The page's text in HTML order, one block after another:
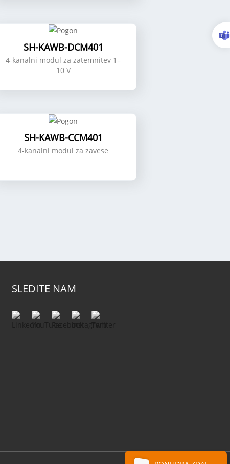
SH-KAWB-DCM401
4-kanalni modul za zatemnitev 1–
10 V
SH-KAWB-CCM401
4-kanalni modul za zavese
SLEDITE NAM